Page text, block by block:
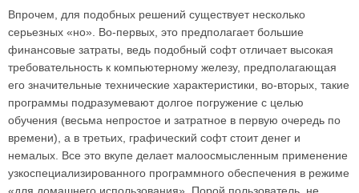
Впрочем, для подобных решений существует несколько
серьезных «но». Во-первых, это предполагает большие
финансовые затраты, ведь подобный софт отличает высокая
требовательность к компьютерному железу, предполагающая
его значительные технические характеристики, во-вторых, такие
программы подразумевают долгое погружение с целью
обучения (весьма непростое и затратное в первую очередь по
времени), а в третьих, графический софт стоит денег и
немалых. Все это вкупе делает малоосмысленным применение
узкоспециализированного программного обеспечения в режиме